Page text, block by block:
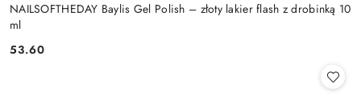
NAILSOFTHEDAY Baylis Gel Polish – złoty lakier flash z drobinką 10
ml
Cena:
53.60